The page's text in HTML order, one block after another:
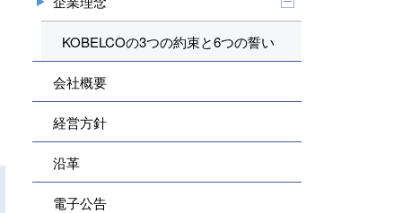
KOBELCOの3つの約束と6つの誓い
会社概要
経営方針
沿革
電子公告